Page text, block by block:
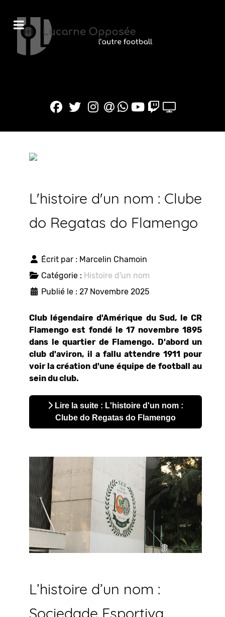
L'histoire d'un nom : Clube
do Regatas do Flamengo
Écrit par : Marcelin Chamoin
Catégorie : Histoire d'un nom
Publié le : 27 Novembre 2025
Club légendaire d'Amérique du Sud, le CR
Flamengo est fondé le 17 novembre 1895
dans le quartier de Flamengo. D'abord un
club d'aviron, il a fallu attendre 1911 pour
voir la création d'une équipe de football au
sein du club.
Lire la suite : L'histoire d'un nom :
Clube do Regatas do Flamengo
L’histoire d’un nom :
Sociedade Esportiva